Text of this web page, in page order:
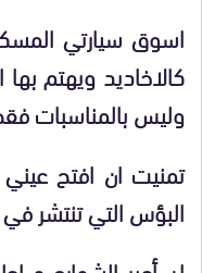
اسوق سيارتي
كالاخاديد ويهتم
وليس بالمناسبات
تمنيت ان افتح
البؤس التي تنتشر